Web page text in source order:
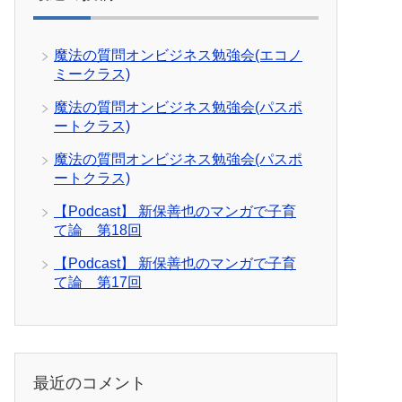
魔法の質問オンビジネス勉強会(エコノ
ミークラス)
魔法の質問オンビジネス勉強会(パスポ
ートクラス)
魔法の質問オンビジネス勉強会(パスポ
ートクラス)
【Podcast】 新保善也のマンガで子育
て論 第18回
【Podcast】 新保善也のマンガで子育
て論 第17回
最近のコメント